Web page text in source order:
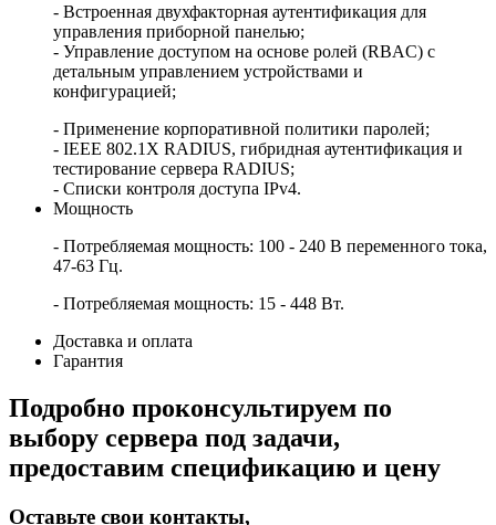
- Встроенная двухфакторная аутентификация для
управления приборной панелью;
- Управление доступом на основе ролей (RBAC) с
детальным управлением устройствами и
конфигурацией;
- Применение корпоративной политики паролей;
- IEEE 802.1X RADIUS, гибридная аутентификация и
тестирование сервера RADIUS;
- Списки контроля доступа IPv4.
Мощность
- Потребляемая мощность: 100 - 240 В переменного тока,
47-63 Гц.
- Потребляемая мощность: 15 - 448 Вт.
Доставка и оплата
Гарантия
Подробно проконсультируем по
выбору сервера под задачи,
предоставим спецификацию и цену
Оставьте свои контакты,